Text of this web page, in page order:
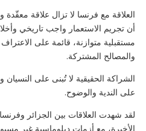
العلاقة مع فرنسا لا تزال علاقة
أن تجريم الاستعمار واجب تاريخي
مستقبلية متوازنة، قائمة على الاعتراف
والمصالح المشتركة.
الشراكة الحقيقية لا تُبنى على
على الندية والوضوح.
لقد شهدت العلاقات بين الجزائر
الأخيرة، مع أزمات دبلوماسية غير